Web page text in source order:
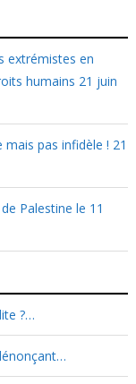
extrémistes en
humains 21 juin
mais pas infidèle ! 21
Palestine le 11
?…